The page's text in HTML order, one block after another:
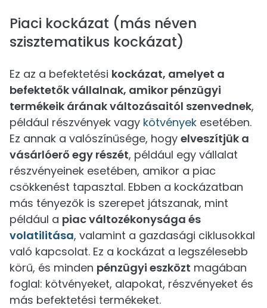
Piaci kockázat (más néven
szisztematikus kockázat)
Ez az a befektetési kockázat, amelyet a
befektetők vállalnak, amikor pénzügyi
termékeik árának változásaitól szenvednek,
például részvények vagy kötvények esetében.
Ez annak a valószínűsége, hogy elveszítjük a
vásárlóerő egy részét, például egy vállalat
részvényeinek esetében, amikor a piac
csökkenést tapasztal. Ebben a kockázatban
más tényezők is szerepet játszanak, mint
például a piac változékonysága és
volatilitása, valamint a gazdasági ciklusokkal
való kapcsolat. Ez a kockázat a legszélesebb
körű, és minden pénzügyi eszközt magában
foglal: kötvényeket, alapokat, részvényeket és
más befektetési termékeket.